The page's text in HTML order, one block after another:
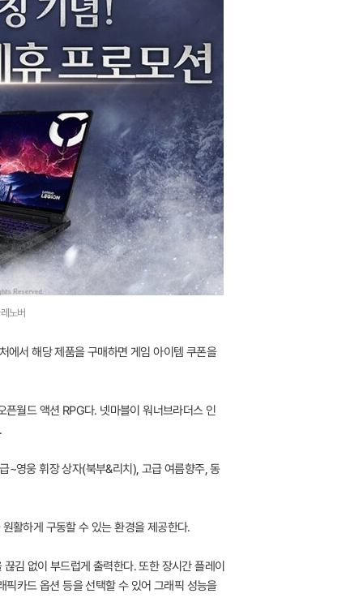
노버
에서 해당 제품을 구매하면 게임 아이템 쿠폰을
월드 액션 RPG다. 넷마블이 워너브라더스 인
~영웅 휘장 상자(북부&리치), 고급 여름향주, 동
활하게 구동할 수 있는 환경을 제공한다.
김 없이 부드럽게 출력한다. 또한 장시간 플레이
카드 옵션 등을 선택할 수 있어 그래픽 성능을